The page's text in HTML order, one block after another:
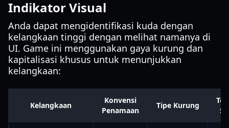
Indikator Visual
Anda dapat mengidentifikasi kuda dengan
kelangkaan tinggi dengan melihat namanya di
UI. Game ini menggunakan gaya kurung dan
kapitalisasi khusus untuk menunjukkan
kelangkaan:
Kelangkaan
Konvensi
Penamaan
Tipe Kurung